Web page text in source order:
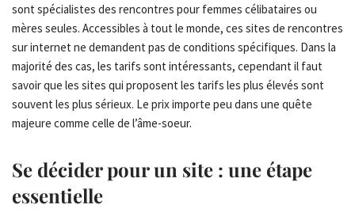
sont spécialistes des rencontres pour femmes célibataires ou
mères seules. Accessibles à tout le monde, ces sites de rencontres
sur internet ne demandent pas de conditions spécifiques. Dans la
majorité des cas, les tarifs sont intéressants, cependant il faut
savoir que les sites qui proposent les tarifs les plus élevés sont
souvent les plus sérieux. Le prix importe peu dans une quête
majeure comme celle de l’âme-soeur.
Se décider pour un site : une étape
essentielle